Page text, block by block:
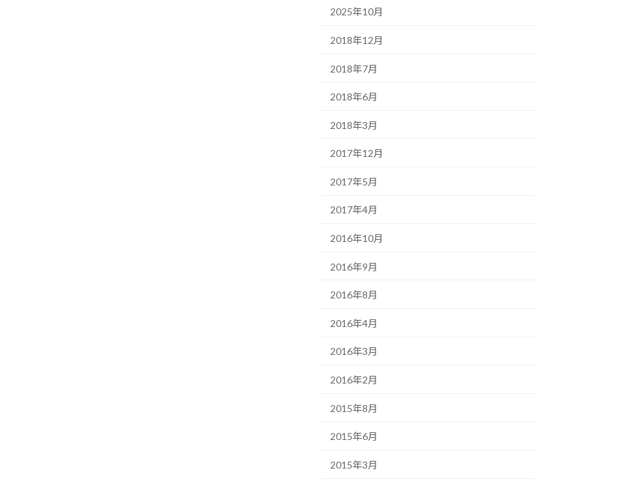
2025年10月
2018年12月
2018年7月
2018年6月
2018年3月
2017年12月
2017年5月
2017年4月
2016年10月
2016年9月
2016年8月
2016年4月
2016年3月
2016年2月
2015年8月
2015年6月
2015年3月